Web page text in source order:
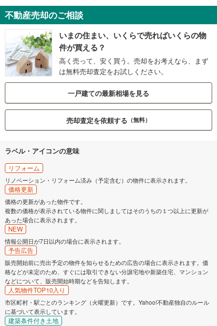
不動産売却のご相談
いまの住まい、いくらで売ればいくらの物
件が買える？
高く売って、安く買う。売却をお考えなら、まず
は無料売却査定をお試しください。
一戸建ての最新相場を見る
売却査定を依頼する （無料）
ラベル・アイコンの意味
リフォーム
リノベーション・リフォーム済み（予定含む）の物件に表示されます。
価格更新
価格の更新があった物件です。
複数の価格が表示されている物件に関しましてはそのうちの１つ以上に更新が
あった場合に表示されます。
NEW
情報公開日が7日以内の場合に表示されます。
予告広告
販売開始前に売出予定の物件を知らせるための広告の場合に表示されます。価
格などが未定のため、すぐには取引できない分譲宅地や新築住宅、マンション
などについて、販売開始時期などを告知します。
人気物件TOP10入り
市区町村・駅ごとのランキング（火曜更新）です。Yahoo!不動産独自のルール
に基づいて表示しています。
建築条件付き土地